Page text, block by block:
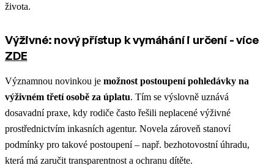
života.
Výživné: nový přístup k vymáhání i určení - více
ZDE
Významnou novinkou je možnost postoupení pohledávky na
výživném třetí osobě za úplatu. Tím se výslovně uznává
dosavadní praxe, kdy rodiče často řešili neplacené výživné
prostřednictvím inkasních agentur. Novela zároveň stanoví
podmínky pro takové postoupení – např. bezhotovostní úhradu,
která má zaručit transparentnost a ochranu dítěte.